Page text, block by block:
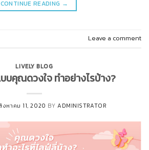
CONTINUE READING →
Leave a comment
LIVELY BLOG
บคุณดวงใจ ทำอย่างไรบ้าง?
งหาคม 11, 2020 BY ADMINISTRATOR